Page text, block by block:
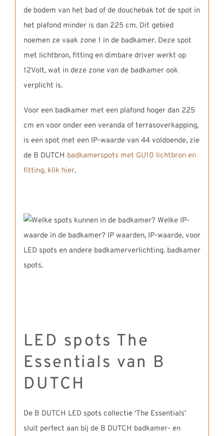
de bodem van het bad of de douchebak tot de spot in
het plafond minder is dan 225 cm. Dit gebied
noemen ze vaak zone 1 in de badkamer. Deze spot
met lichtbron, fitting en dimbare driver werkt op
12Volt, wat in deze zone van de badkamer ook
verplicht is.
Voor een badkamer met een plafond hoger dan 225
cm en voor onder een veranda of terrasoverkapping,
is een spot met een IP-waarde van 44 voldoende, zie
de B DUTCH badkamerspots met GU10 lichtbron en
fitting, klik hier.
LED spots The
Essentials van B
DUTCH
De B DUTCH LED spots collectie ‘The Essentials’
sluit perfect aan bij de B DUTCH badkamer- en